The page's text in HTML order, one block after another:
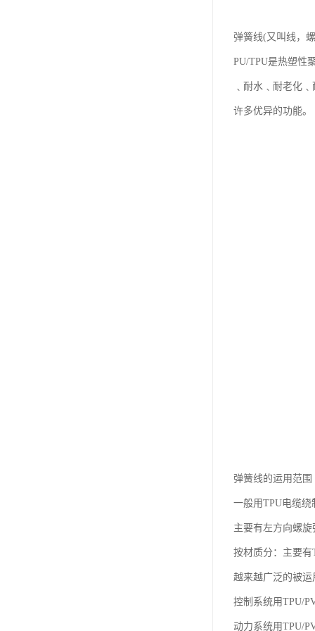
弹簧线(又叫线，
PU/TPU是热塑性
﹑耐水﹑耐老化
许多优异的功能。
弹簧线的运用范围
一般用TPU电缆绕
主要有左方向螺旋
按材质分：主要
越来越广泛的被运
控制系统用TPU/
动力系统用TPU/